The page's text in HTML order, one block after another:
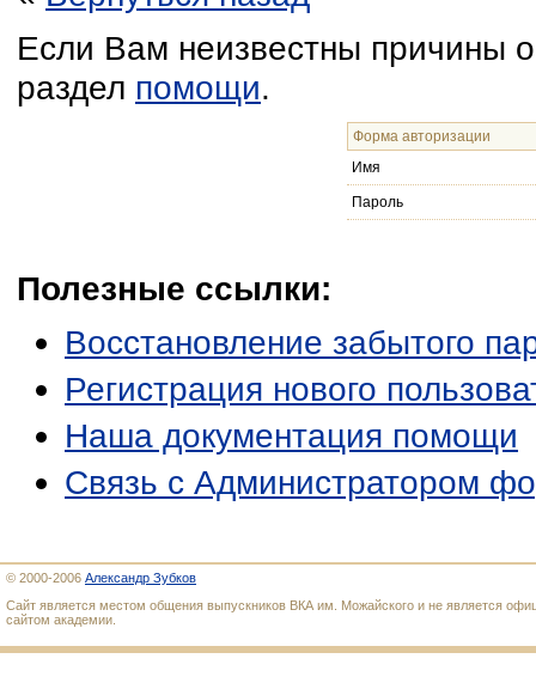
Если Вам неизвестны причины
раздел помощи.
Форма авторизации
Имя
Пароль
Полезные ссылки:
Восстановление забытого
Регистрация нового
Наша документация помощи
Связь с Администратором
© 2000-2006 Александр Зубков
Сайт является местом общения выпускников ВКА им. Можайского и не является
сайтом академии.